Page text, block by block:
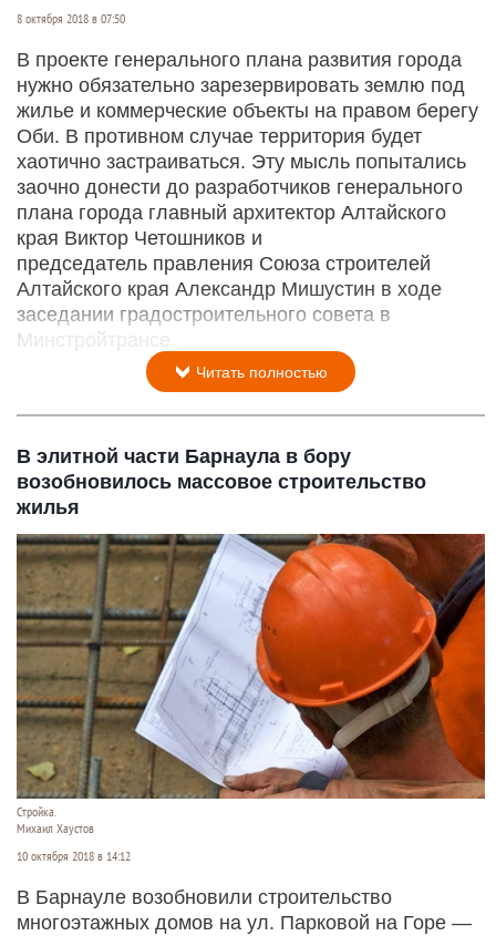
8 октября 2018 в 07:50
В проекте генерального плана развития города
нужно обязательно зарезервировать землю под
жилье и коммерческие объекты на правом берегу
Оби. В противном случае территория будет
хаотично застраиваться. Эту мысль попытались
заочно донести до разработчиков генерального
плана города главный архитектор Алтайского
края Виктор Четошников и
председатель правления Союза строителей
Алтайского края Александр Мишустин в ходе
заседании градостроительного совета в
Минстройтрансе
Читать полностью
В элитной части Барнаула в бору
возобновилось массовое строительство
жилья
Стройка.
Михаил Хаустов
10 октября 2018 в 14:12
В Барнауле возобновили строительство
многоэтажных домов на ул. Парковой на Горе —